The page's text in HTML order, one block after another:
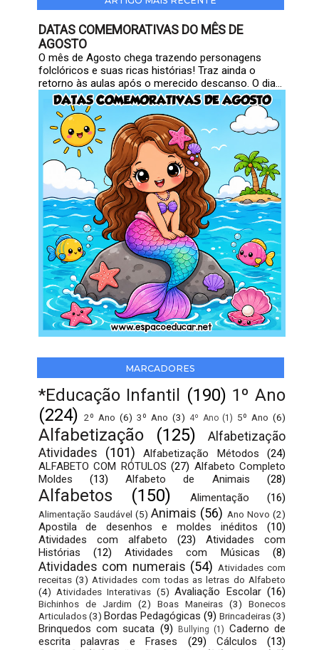
DATAS COMEMORATIVAS DO MÊS DE
AGOSTO
O mês de Agosto chega trazendo personagens
folclóricos e suas ricas histórias! Traz ainda o
retorno às aulas após o merecido descanso. O dia...
MARCADORES
*Educação Infantil (190) 1º Ano
(224) 2º Ano (6) 3º Ano (3) 4º Ano (1) 5º Ano (6)
Alfabetização (125)
Alfabetização
Atividades
(101) Alfabetização Métodos
(24)
ALFABETO COM RÓTULOS (27) Alfabeto Completo
Moldes
(13) Alfabeto de Animais (28)
Alfabetos (150) Alimentação (16)
Alimentação Saudável (5) Animais (56) Ano Novo (2)
Apostila de desenhos e moldes inéditos
(10)
Atividades com alfabeto
(23)
Atividades com
Histórias
(12) Atividades com Músicas (8)
Atividades com numerais (54) Atividades com
receitas (3) Atividades com todas as letras do Alfabeto
(4) Atividades Interativas (5) Avaliação Escolar (16)
Bichinhos de Jardim (2) Boas Maneiras (3)
Bonecos
Articulados (3) Bordas Pedagógicas (9) Brincadeiras(3)
Brinquedos com sucata (9) Bullying (1) Caderno de
escrita palavras e Frases
(29) Cálculos
(13)